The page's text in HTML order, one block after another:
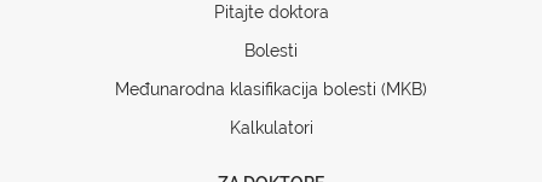
Pitajte doktora
Bolesti
Međunarodna klasifikacija bolesti (MKB)
Kalkulatori